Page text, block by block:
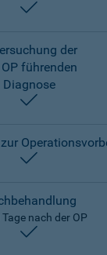
der
führenden
Diagnose
nach der OP